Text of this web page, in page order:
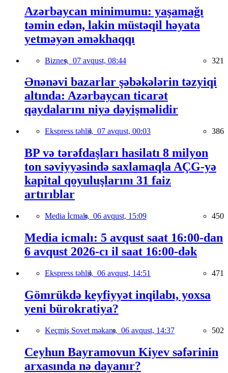
Azərbaycan minimumu: yaşamağı
təmin edən, lakin müstəqil həyata
yetməyən əməkhaqqı
Biznes, 07 avqust, 08:44 321
Ənənəvi bazarlar şəbəkələrin təzyiqi
altında: Azərbaycan ticarət
qaydalarını niyə dəyişməlidir
Ekspress təhlil, 07 avqust, 00:03 386
BP və tərəfdaşları hasilatı 8 milyon
ton səviyyəsində saxlamaqla AÇG-yə
kapital qoyuluşlarını 31 faiz
artırıblar
Media İcmalı, 06 avqust, 15:09 450
Media icmalı: 5 avqust saat 16:00-dan
6 avqust 2026-cı il saat 16:00-dək
Ekspress təhlil, 06 avqust, 14:51 471
Gömrükdə keyfiyyət inqilabı, yoxsa
yeni bürokratiya?
Keçmiş Sovet məkanı, 06 avqust, 14:37 502
Ceyhun Bayramovun Kiyev səfərinin
arxasında nə dayanır?